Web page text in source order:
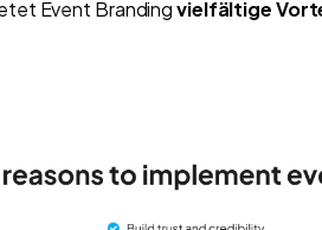
Event Brandingvielfältige